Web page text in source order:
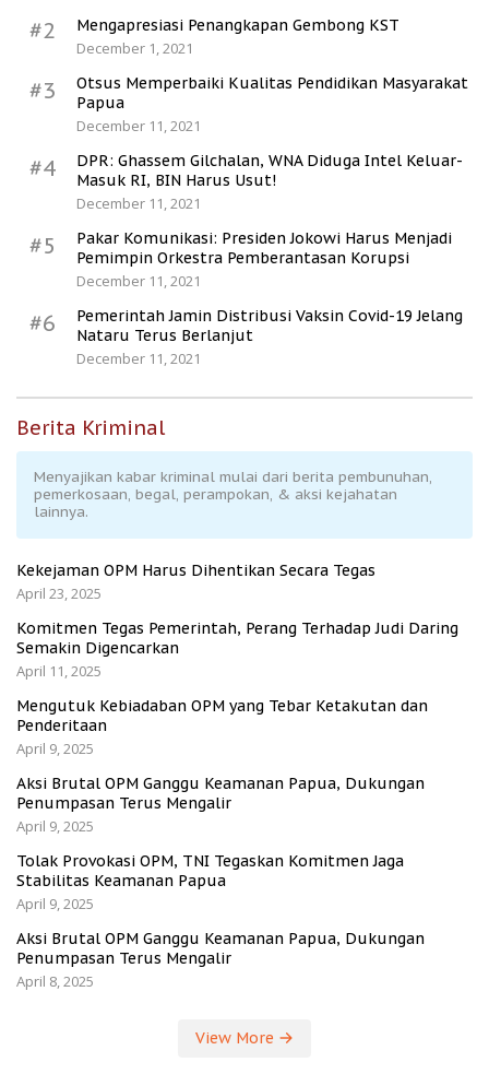
#2
Mengapresiasi Penangkapan Gembong KST
December 1, 2021
#3
Otsus Memperbaiki Kualitas Pendidikan Masyarakat
Papua
December 11, 2021
#4
DPR: Ghassem Gilchalan, WNA Diduga Intel Keluar-
Masuk RI, BIN Harus Usut!
December 11, 2021
#5
Pakar Komunikasi: Presiden Jokowi Harus Menjadi
Pemimpin Orkestra Pemberantasan Korupsi
December 11, 2021
#6
Pemerintah Jamin Distribusi Vaksin Covid-19 Jelang
Nataru Terus Berlanjut
December 11, 2021
Berita Kriminal
Menyajikan kabar kriminal mulai dari berita pembunuhan,
pemerkosaan, begal, perampokan, & aksi kejahatan
lainnya.
Kekejaman OPM Harus Dihentikan Secara Tegas
April 23, 2025
Komitmen Tegas Pemerintah, Perang Terhadap Judi Daring
Semakin Digencarkan
April 11, 2025
Mengutuk Kebiadaban OPM yang Tebar Ketakutan dan
Penderitaan
April 9, 2025
Aksi Brutal OPM Ganggu Keamanan Papua, Dukungan
Penumpasan Terus Mengalir
April 9, 2025
Tolak Provokasi OPM, TNI Tegaskan Komitmen Jaga
Stabilitas Keamanan Papua
April 9, 2025
Aksi Brutal OPM Ganggu Keamanan Papua, Dukungan
Penumpasan Terus Mengalir
April 8, 2025
View More